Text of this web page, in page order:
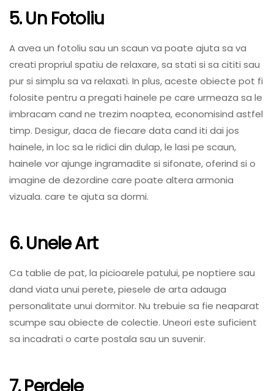
5. Un Fotoliu
A avea un fotoliu sau un scaun va poate ajuta sa va
creati propriul spatiu de relaxare, sa stati si sa cititi sau
pur si simplu sa va relaxati. In plus, aceste obiecte pot fi
folosite pentru a pregati hainele pe care urmeaza sa le
imbracam cand ne trezim noaptea, economisind astfel
timp. Desigur, daca de fiecare data cand iti dai jos
hainele, in loc sa le ridici din dulap, le lasi pe scaun,
hainele vor ajunge ingramadite si sifonate, oferind si o
imagine de dezordine care poate altera armonia
vizuala. care te ajuta sa dormi.
6. Unele Art
Ca tablie de pat, la picioarele patului, pe noptiere sau
dand viata unui perete, piesele de arta adauga
personalitate unui dormitor. Nu trebuie sa fie neaparat
scumpe sau obiecte de colectie. Uneori este suficient
sa incadrati o carte postala sau un suvenir.
7. Perdele